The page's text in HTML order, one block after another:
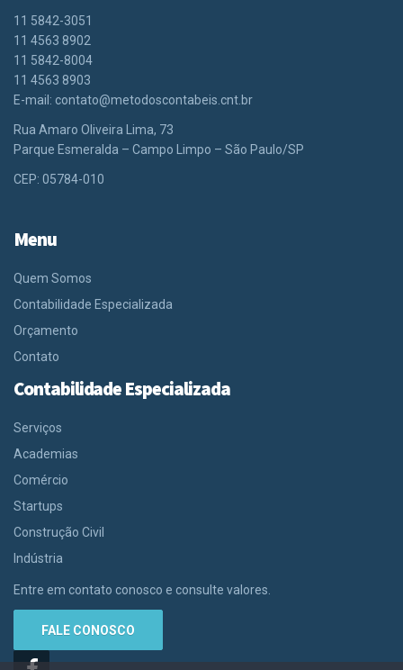
11 5842-3051
11 4563 8902
11 5842-8004
11 4563 8903
E-mail: contato@metodoscontabeis.cnt.br
Rua Amaro Oliveira Lima, 73
Parque Esmeralda – Campo Limpo – São Paulo/SP
CEP: 05784-010
Menu
Quem Somos
Contabilidade Especializada
Orçamento
Contato
Contabilidade Especializada
Serviços
Academias
Comércio
Startups
Construção Civil
Indústria
Entre em contato conosco e consulte valores.
FALE CONOSCO